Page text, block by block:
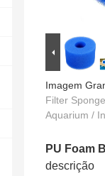
Imagem
Filter
Aquarium /
PU Foam
descrição